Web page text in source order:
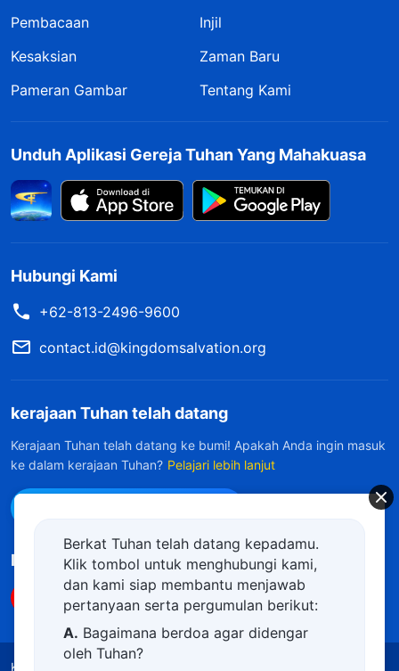
Pembacaan
Injil
Kesaksian
Zaman Baru
Pameran Gambar
Tentang Kami
Unduh Aplikasi Gereja Tuhan Yang Mahakuasa
Hubungi Kami
+62-813-2496-9600
contact.id@kingdomsalvation.org
kerajaan Tuhan telah datang
Kerajaan Tuhan telah datang ke bumi! Apakah Anda ingin masuk
ke dalam kerajaan Tuhan? Pelajari lebih lanjut
Ikuti Kami
Ketentuan Penggunaan
Berkat Tuhan telah datang kepadamu.
Klik tombol untuk menghubungi kami,
dan kami siap membantu menjawab
pertanyaan serta pergumulan berikut:
A. Bagaimana berdoa agar didengar
oleh Tuhan?